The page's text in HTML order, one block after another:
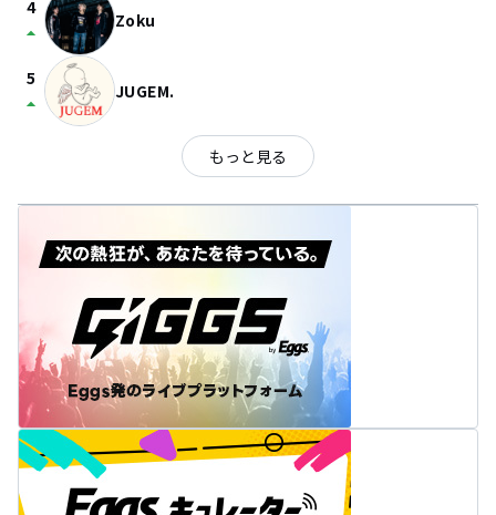
4
arrow_drop_up Zoku
5
arrow_drop_up JUGEM.
もっと見る